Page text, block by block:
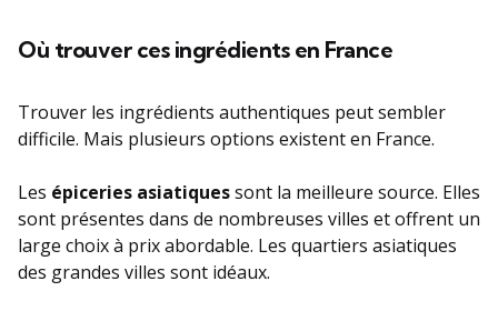
Où trouver ces ingrédients en France
Trouver les ingrédients authentiques peut sembler
difficile. Mais plusieurs options existent en France.
Les épiceries asiatiquessont la meilleure source. Elles
sont présentes dans de nombreuses villes et offrent un
large choix à prix abordable. Les quartiers asiatiques
des grandes villes sont idéaux.